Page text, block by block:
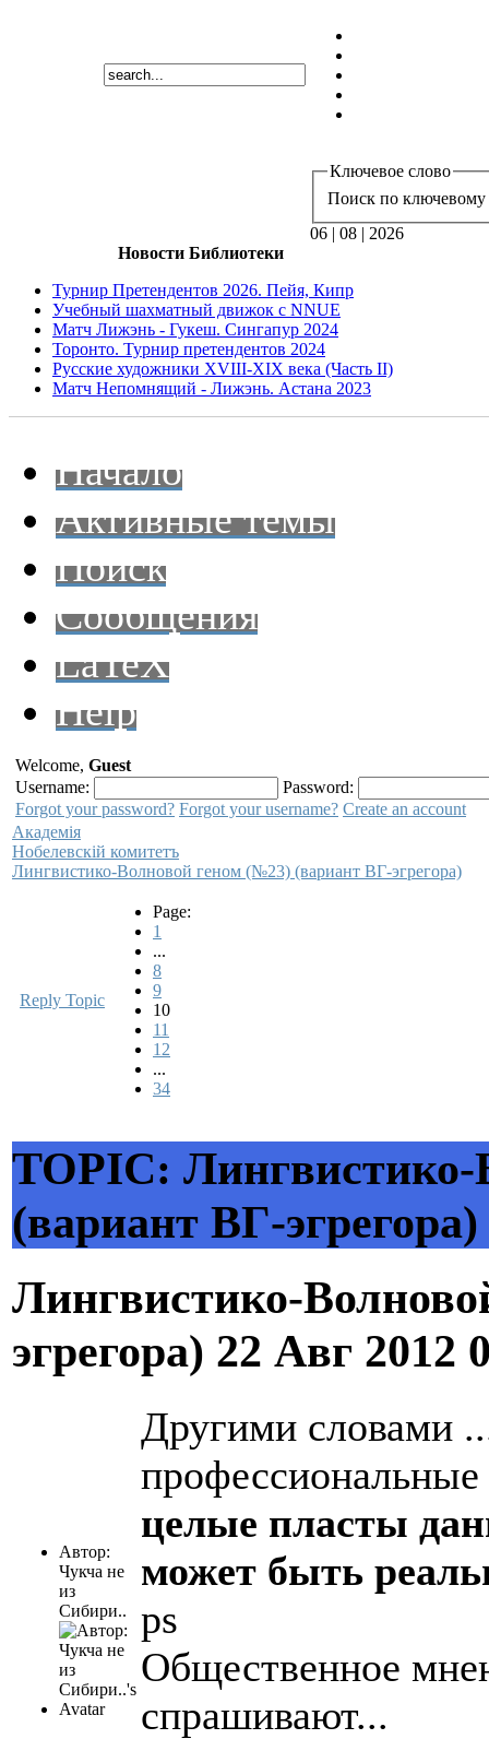
Ключевое слово
Поиск по ключевому
06 | 08 | 2026
Новости Библиотеки
Турнир Претендентов 2026. Пейя, Кипр
Учебный шахматный движок с NNUE
Матч Лижэнь - Гукеш. Сингапур 2024
Торонто. Турнир претендентов 2024
Русские художники XVIII-XIX века (Часть II)
Матч Непомнящий - Лижэнь. Астана 2023
Начало
Активные темы
Поиск
Сообщения
LaTeX
Help
Welcome, Guest
Username:
Password:
Forgot your password? Forgot your username? Create an account
Академiя
Нобелевскiй комитетъ
Лингвистико-Волновой геном (№23) (вариант ВГ-эгрегора)
Reply Topic
Page:
1
...
8
9
10
11
12
...
34
TOPIC:
(вариант ВГ-эгрегора)
Лингвистико-
эгрегора) 22 Авг 2012
Автор:
Чукча не
из
Сибири..
Другими словами
профессиональные
целые пласты
может быть
ps
Общественное
спрашивают...